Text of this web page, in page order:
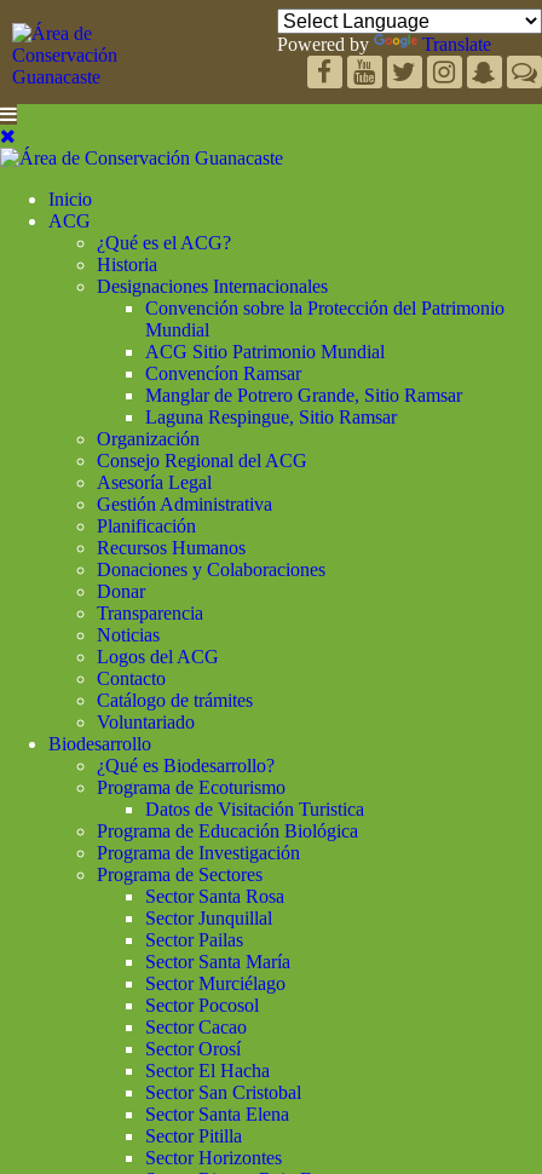
Powered by Translate
Inicio
ACG
¿Qué es el ACG?
Historia
Designaciones Internacionales
Convención sobre la Protección del Patrimonio
Mundial
ACG Sitio Patrimonio Mundial
Convencíon Ramsar
Manglar de Potrero Grande, Sitio Ramsar
Laguna Respingue, Sitio Ramsar
Organización
Consejo Regional del ACG
Asesoría Legal
Gestión Administrativa
Planificación
Recursos Humanos
Donaciones y Colaboraciones
Donar
Transparencia
Noticias
Logos del ACG
Contacto
Catálogo de trámites
Voluntariado
Biodesarrollo
¿Qué es Biodesarrollo?
Programa de Ecoturismo
Datos de Visitación Turistica
Programa de Educación Biológica
Programa de Investigación
Programa de Sectores
Sector Santa Rosa
Sector Junquillal
Sector Pailas
Sector Santa María
Sector Murciélago
Sector Pocosol
Sector Cacao
Sector Orosí
Sector El Hacha
Sector San Cristobal
Sector Santa Elena
Sector Pitilla
Sector Horizontes